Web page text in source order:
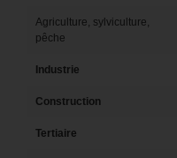
Agriculture, sylviculture,
pêche
Industrie
Construction
Tertiaire